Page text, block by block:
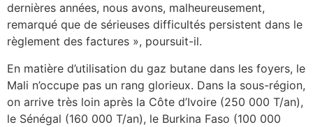
dernières années, nous avons, malheureusement,
remarqué que de sérieuses difficultés persistent dans le
règlement des factures », poursuit-il.
En matière d’utilisation du gaz butane dans les foyers, le
Mali n’occupe pas un rang glorieux. Dans la sous-région,
on arrive très loin après la Côte d’Ivoire (250 000 T/an),
le Sénégal (160 000 T/an), le Burkina Faso (100 000